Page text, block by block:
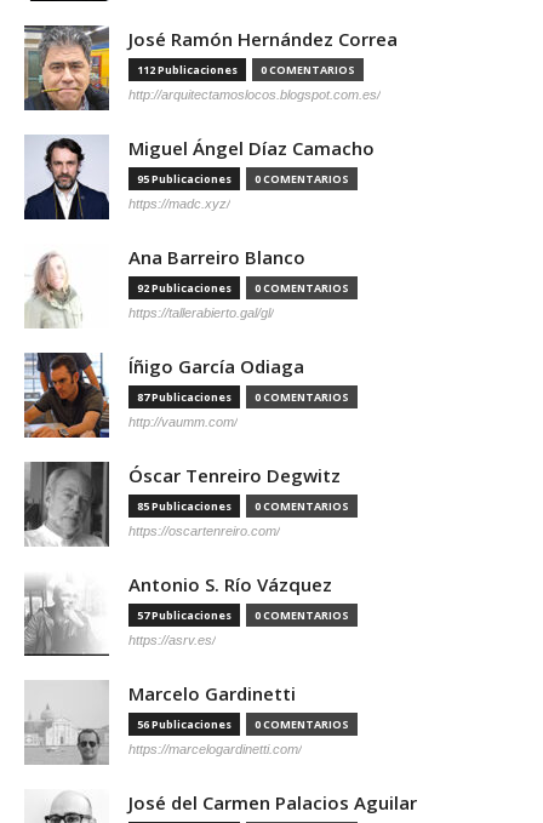
José Ramón Hernández Correa
112 Publicaciones 0 COMENTARIOS
http://arquitectamoslocos.blogspot.com.es/
Miguel Ángel Díaz Camacho
95 Publicaciones 0 COMENTARIOS
https://madc.xyz/
Ana Barreiro Blanco
92 Publicaciones 0 COMENTARIOS
https://tallerabierto.gal/gl/
Íñigo García Odiaga
87 Publicaciones 0 COMENTARIOS
http://vaumm.com/
Óscar Tenreiro Degwitz
85 Publicaciones 0 COMENTARIOS
https://oscartenreiro.com/
Antonio S. Río Vázquez
57 Publicaciones 0 COMENTARIOS
https://asrv.es/
Marcelo Gardinetti
56 Publicaciones 0 COMENTARIOS
https://marcelogardinetti.com/
José del Carmen Palacios Aguilar